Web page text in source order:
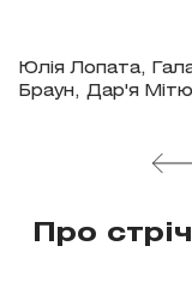
Юлія Лопата,
Браун, Дар'я
Про